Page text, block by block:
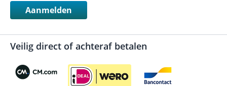
Aanmelden
Veilig direct of achteraf betalen